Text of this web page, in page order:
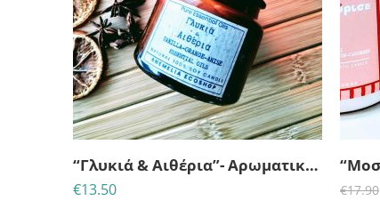
“Γλυκιά & Αιθέρια”- Αρωματικό κερί σόγιας με αιθέρια έλαια
€13.50 €17.90